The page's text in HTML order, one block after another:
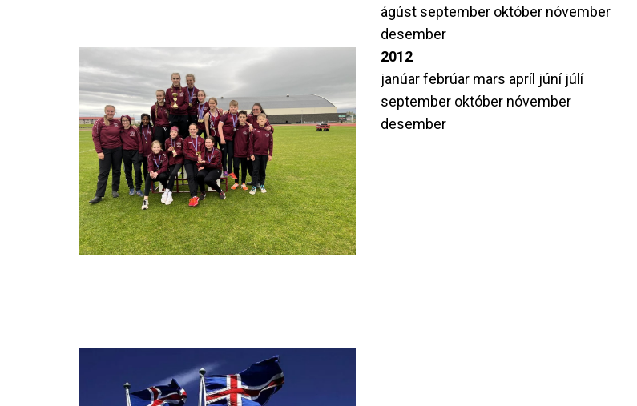
ágúst september október nóvember
desember
2012
janúarfebrúar mars apríl júní júlí
september október nóvember
desember